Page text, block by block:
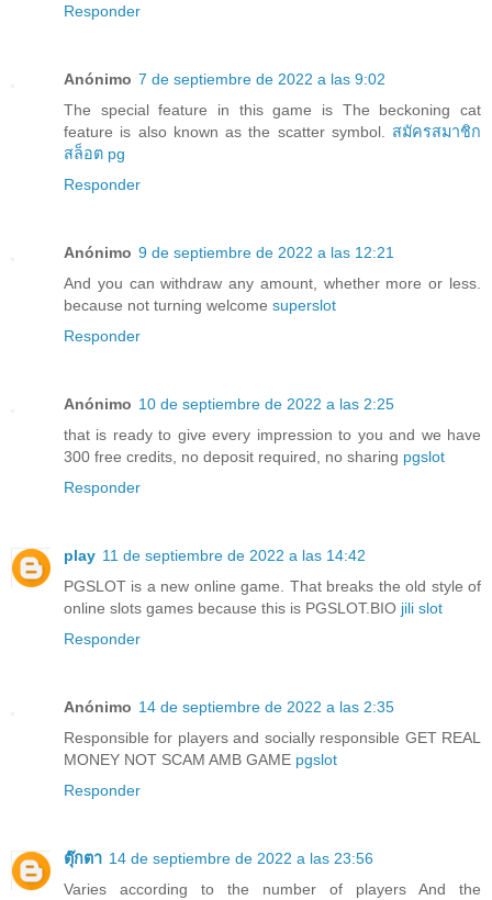
Responder
Anónimo 7 de septiembre de 2022 a las 9:02
The special feature in this game is The beckoning cat
feature is also known as the scatter symbol. สมัครสมาชิก
สล็อต pg
Responder
Anónimo 9 de septiembre de 2022 a las 12:21
And you can withdraw any amount, whether more or less.
because not turning welcome superslot
Responder
Anónimo 10 de septiembre de 2022 a las 2:25
that is ready to give every impression to you and we have
300 free credits, no deposit required, no sharing pgslot
Responder
play 11 de septiembre de 2022 a las 14:42
PGSLOT is a new online game. That breaks the old style of
online slots games because this is PGSLOT.BIO jili slot
Responder
Anónimo 14 de septiembre de 2022 a las 2:35
Responsible for players and socially responsible GET REAL
MONEY NOT SCAM AMB GAME pgslot
Responder
ตุ๊กตา 14 de septiembre de 2022 a las 23:56
Varies according to the number of players And the